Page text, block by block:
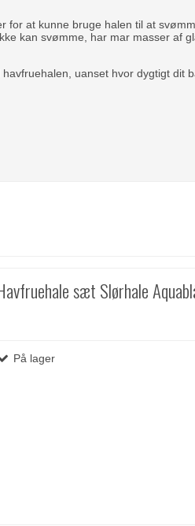
for at kunne bruge halen til at
kan svømme, har mar masser af
uanset hvor dygtigt dit
sæt Slørhale
På lager